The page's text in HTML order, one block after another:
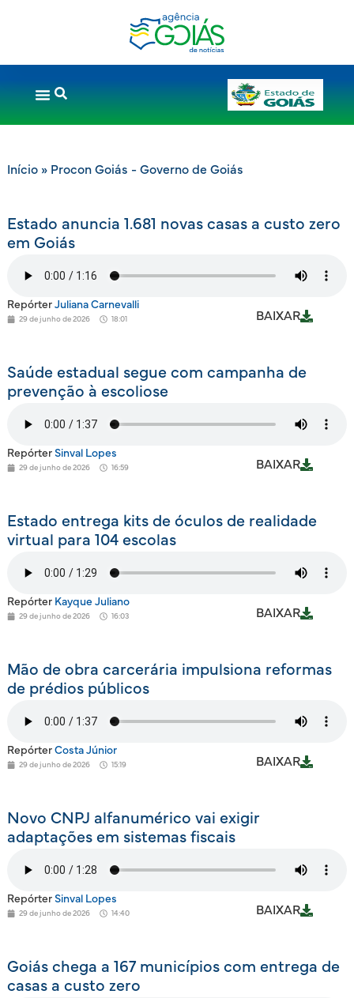
Início» Procon Goiás - Governo de Goiás
Estado anuncia 1.681 novas casas a custo zero
em Goiás
Repórter Juliana Carnevalli
29 de junho de 2026 18:01 BAIXAR
Saúde estadual segue com campanha de
prevenção à escoliose
Repórter Sinval Lopes
29 de junho de 2026 16:59 BAIXAR
Estado entrega kits de óculos de realidade
virtual para 104 escolas
Repórter Kayque Juliano
29 de junho de 2026 16:03 BAIXAR
Mão de obra carcerária impulsiona reformas
de prédios públicos
Repórter Costa Júnior
29 de junho de 2026 15:19 BAIXAR
Novo CNPJ alfanumérico vai exigir
adaptações em sistemas fiscais
Repórter Sinval Lopes
29 de junho de 2026 14:40 BAIXAR
Goiás chega a 167 municípios com entrega de
casas a custo zero